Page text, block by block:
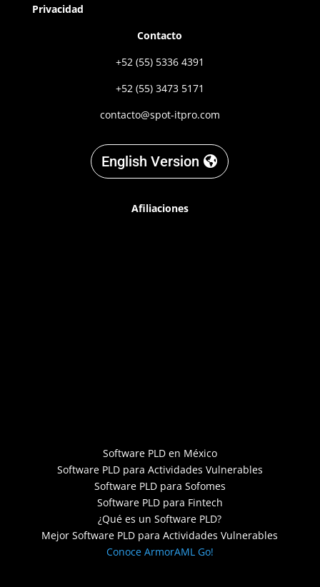
Privacidad
Contacto
+52 (55) 5336 4391
+52 (55) 3473 5171
contacto@spot-itpro.com
English Version
Afiliaciones
Software PLD en México
Software PLD para Actividades Vulnerables
Software PLD para Sofomes
Software PLD para Fintech
¿Qué es un Software PLD?
Mejor Software PLD para Actividades Vulnerables
Conoce ArmorAML Go!